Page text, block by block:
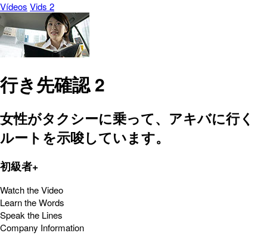
Vídeos Vids 2
行き先確認 2
女性がタクシーに乗って、アキバに行く
ルートを示唆しています。
初級者+
Watch the Video
Learn the Words
Speak the Lines
Company Information